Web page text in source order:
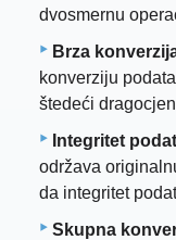
dvosmernu
Brza
konverziju
štedeći
Integritet
održava
da integritet
Skupna